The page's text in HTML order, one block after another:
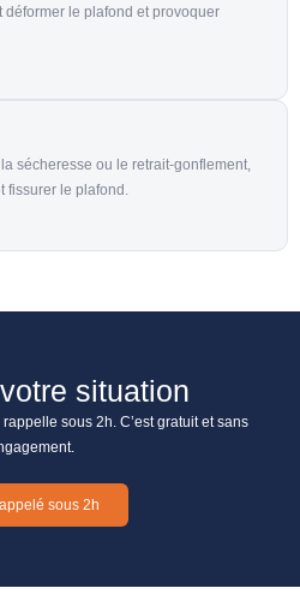
déformer le plafond et provoquer
sécheresse ou le retrait-gonflement,
fissurer le plafond.
situation
sous 2h. C’est gratuit et sans
sous 2h